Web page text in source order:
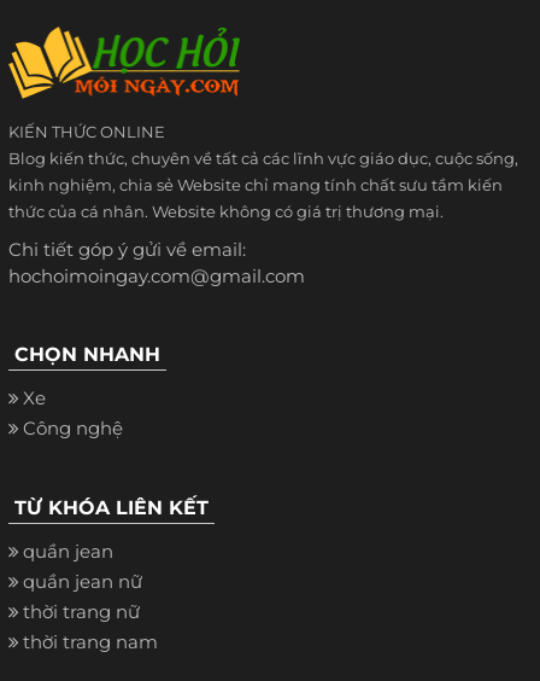
KIẾN THỨC ONLINE
Blog kiến thức, chuyên về tất cả các lĩnh vực giáo dục, cuộc sống,
kinh nghiệm, chia sẻ Website chỉ mang tính chất sưu tầm kiến
thức của cá nhân. Website không có giá trị thương mại.
Chi tiết góp ý gửi về email:
hochoimoingay.com@gmail.com
CHỌN NHANH
Xe
Công nghệ
TỪ KHÓA LIÊN KẾT
quần jean
quần jean nữ
thời trang nữ
thời trang nam